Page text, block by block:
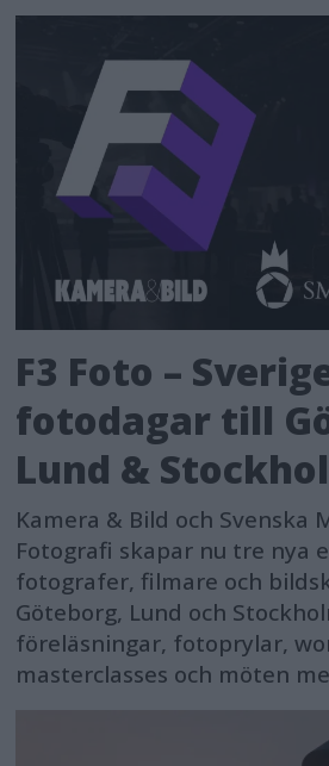
F3 Foto –
fotodagar till
Lund &
Kamera & Bild och Svenska
Fotografi skapar nu tre nya
fotografer, filmare och
Göteborg, Lund och
föreläsningar, fotoprylar,
masterclasses och möten